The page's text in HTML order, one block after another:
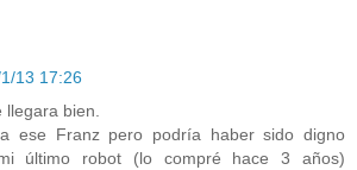
13 17:26
bien.
ese Franz pero podría haber sido digno
último robot (lo compré hace 3 años)